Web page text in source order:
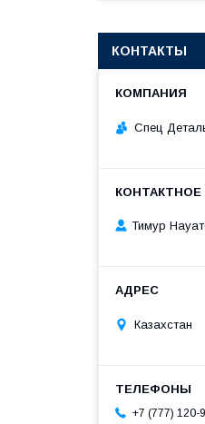
КОНТАКТЫ
Спец
Тимур
Казахстан
+7 (777) 120-